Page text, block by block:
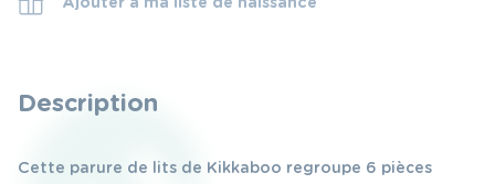
Description
Cette parure de lits de Kikkaboo regroupe 6 pièces